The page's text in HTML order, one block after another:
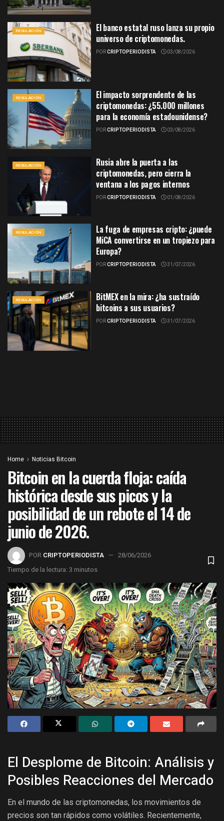
REGULACIÓN
El banco estatal ruso lanza su propio
universo de criptomonedas.
PORCRIPTOPERIODISTA 03/08/2026
REGULACIÓN
El impacto sorprendente de las
criptomonedas: ¿55.000 millones
para la economía estadounidense?
PORCRIPTOPERIODISTA 03/08/2026
REGULACIÓN
Rusia abre la puerta a las
criptomonedas, pero cierra la
ventana a los pagos internos
PORCRIPTOPERIODISTA 01/08/2026
REGULACIÓN
La fuga de empresas cripto: ¿puede
MiCA convertirse en un tropiezo para
Europa?
PORCRIPTOPERIODISTA 31/07/2026
REGULACIÓN
BitMEX en la mira: ¿ha sustraído
bitcoins a sus usuarios?
PORCRIPTOPERIODISTA 31/07/2026
Home Noticias Bitcoin
Bitcoin en la cuerda floja: caída
histórica desde sus picos y la
posibilidad de un rebote el 14 de
junio de 2026.
POR CRIPTOPERIODISTA
28/06/2026
Tiempo de la lectura: 3 minutos
El Desplome de Bitcoin: Análisis y
Posibles Reacciones del Mercado
En el mundo de las criptomonedas, los movimientos de
precios son tan rápidos como volátiles. Recientemente,